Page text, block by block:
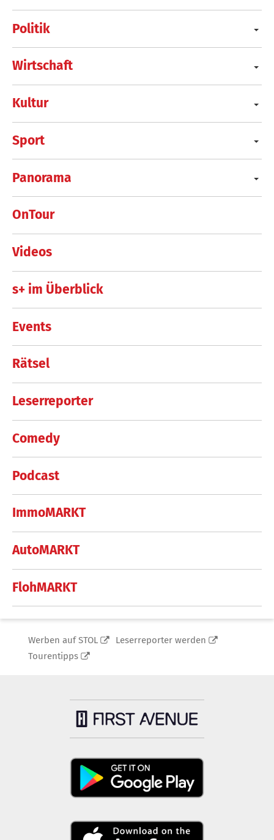
Politik
Wirtschaft
Kultur
Sport
Panorama
OnTour
Videos
s+ im Überblick
Events
Rätsel
Leserreporter
Comedy
Podcast
ImmoMARKT
AutoMARKT
FlohMARKT
Werben auf STOL
Leserreporter werden
Tourentipps